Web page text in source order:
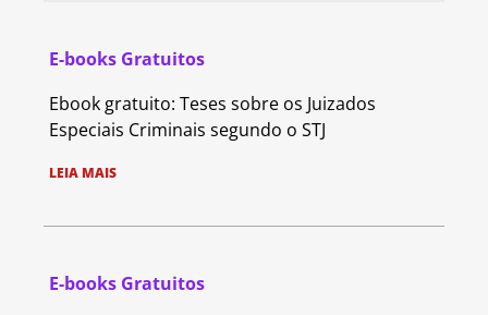
E-books Gratuitos
Ebook gratuito: Teses sobre os Juizados
Especiais Criminais segundo o STJ
LEIA MAIS
E-books Gratuitos